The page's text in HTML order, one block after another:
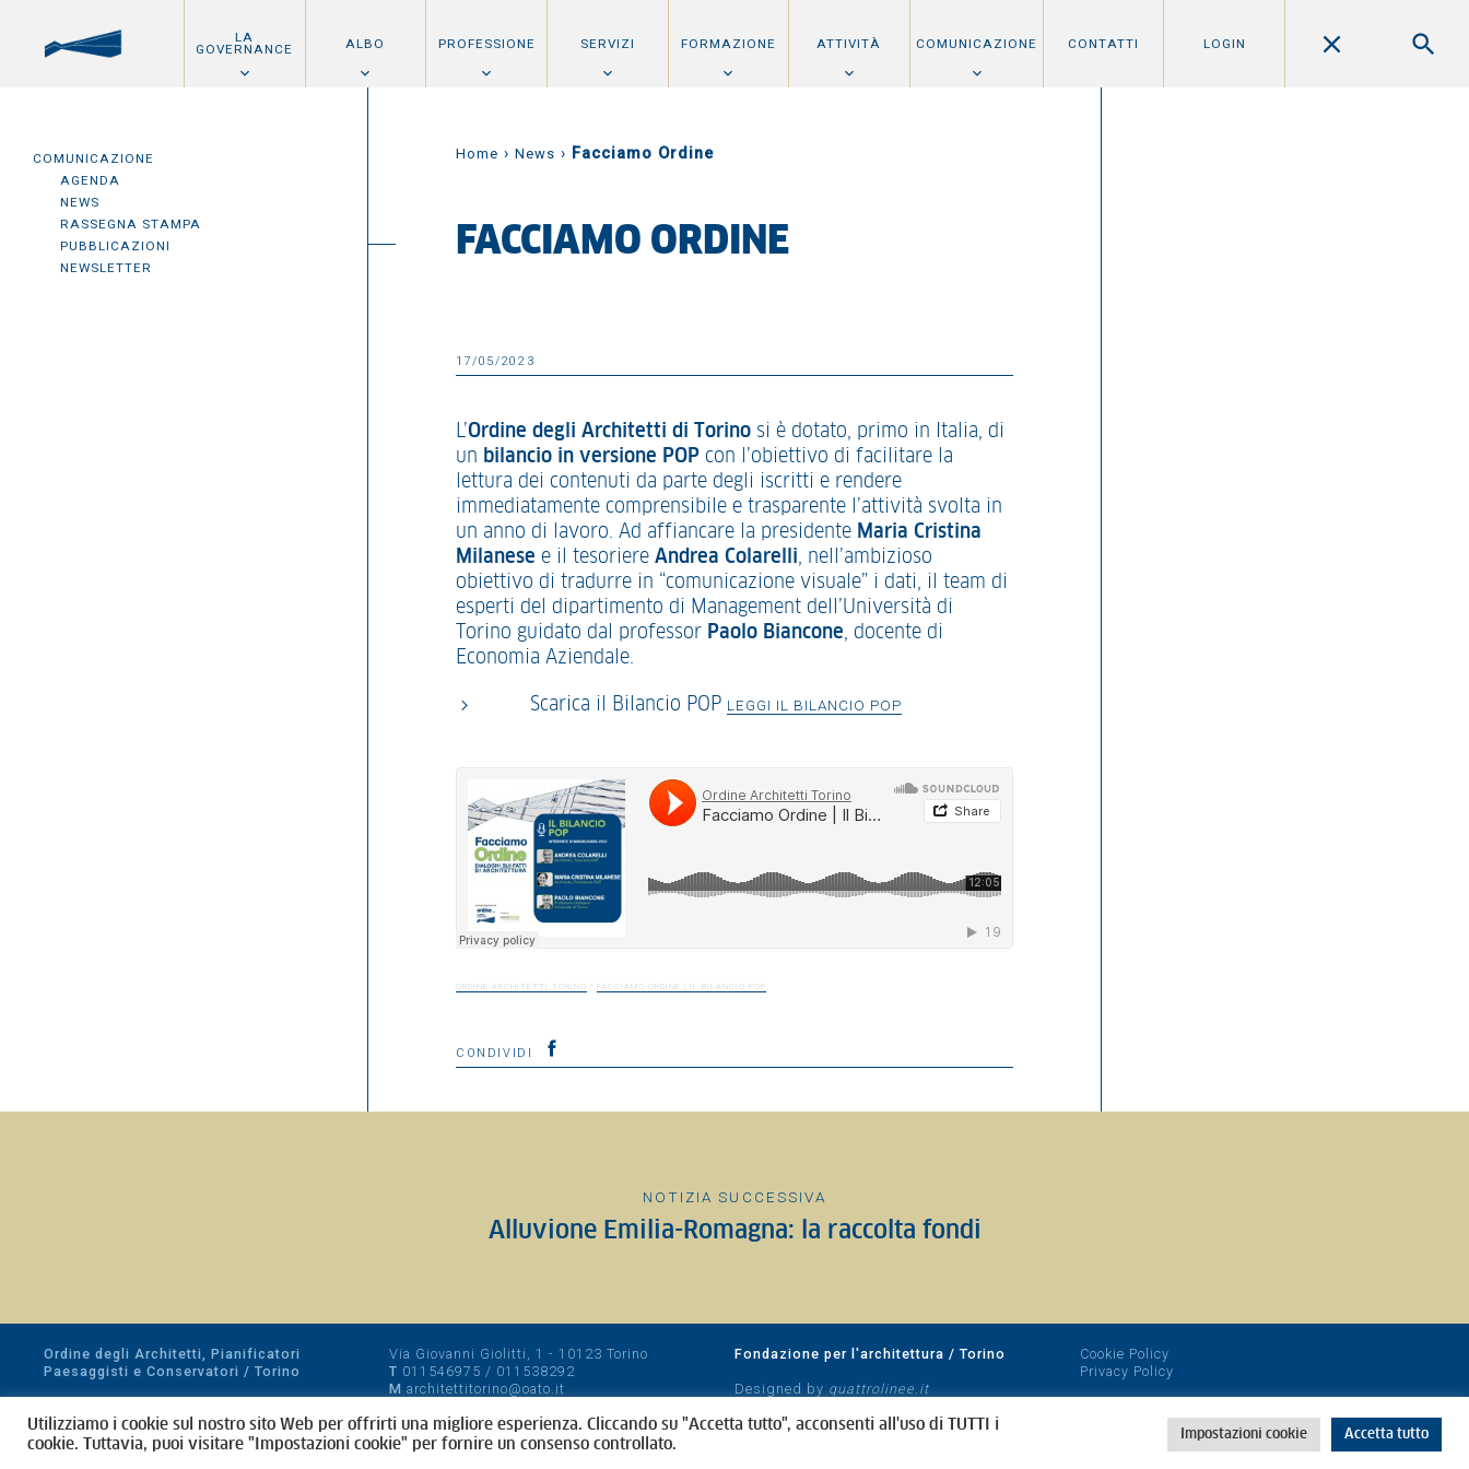
LA
GOVERNANCE ALBO PROFESSIONE SERVIZI FORMAZIONE ATTIVITÀ COMUNICAZIONE CONTATTI LOGIN
COMUNICAZIONE
AGENDA
NEWS
RASSEGNA STAMPA
PUBBLICAZIONI
NEWSLETTER
Home › News › Facciamo Ordine
FACCIAMO ORDINE
17/05/2023
L’Ordine degli Architetti di Torino si è dotato, primo in Italia, di
un bilancio in versione POP con l’obiettivo di facilitare la
lettura dei contenuti da parte degli iscritti e rendere
immediatamente comprensibile e trasparente l’attività svolta in
un anno di lavoro. Ad affiancare la presidente Maria Cristina
Milanese e il tesoriere Andrea Colarelli, nell’ambizioso
obiettivo di tradurre in “comunicazione visuale” i dati, il team di
esperti del dipartimento di Management dell’Università di
Torino guidato dal professor Paolo Biancone, docente di
Economia Aziendale.
Scarica il Bilancio POP LEGGI IL BILANCIO POP
ORDINE ARCHITETTI TORINO · FACCIAMO ORDINE | IL BILANCIO POP
CONDIVIDI
NOTIZIA SUCCESSIVA
Alluvione Emilia-Romagna: la raccolta fondi
Ordine degli Architetti, Pianificatori
Paesaggisti e Conservatori / Torino
CF 80089280012
Via Giovanni Giolitti, 1 - 10123 Torino
T 011546975 / 011538292
M architettitorino@oato.it
Fondazione per l'architettura / Torino
Designed by quattrolinee.it
Cookie Policy
Privacy Policy
Utilizziamo i cookie sul nostro sito Web per offrirti una migliore esperienza. Cliccando su "Accetta tutto", acconsenti all'uso di TUTTI i
cookie. Tuttavia, puoi visitare "Impostazioni cookie" per fornire un consenso controllato.
Impostazioni cookie Accetta tutto